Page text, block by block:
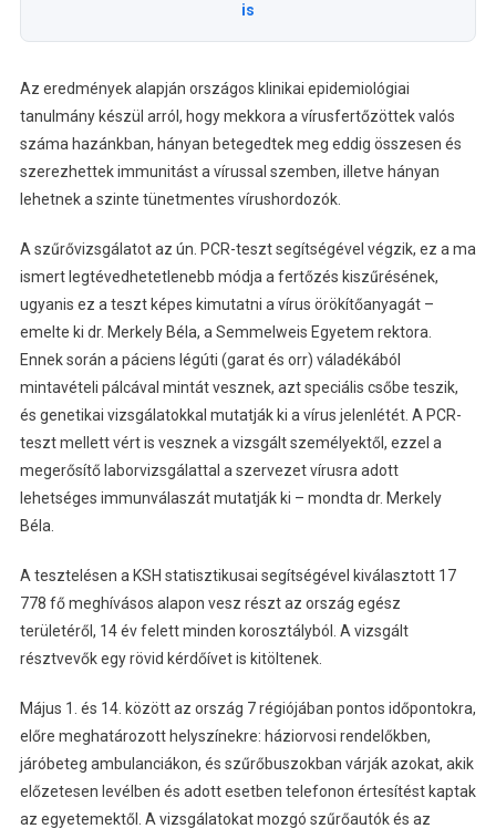
is
Az eredmények alapján országos klinikai epidemiológiai
tanulmány készül arról, hogy mekkora a vírusfertőzöttek valós
száma hazánkban, hányan betegedtek meg eddig összesen és
szerezhettek immunitást a vírussal szemben, illetve hányan
lehetnek a szinte tünetmentes vírushordozók.
A szűrővizsgálatot az ún. PCR-teszt segítségével végzik, ez a ma
ismert legtévedhetetlenebb módja a fertőzés kiszűrésének,
ugyanis ez a teszt képes kimutatni a vírus örökítőanyagát –
emelte ki dr. Merkely Béla, a Semmelweis Egyetem rektora.
Ennek során a páciens légúti (garat és orr) váladékából
mintavételi pálcával mintát vesznek, azt speciális csőbe teszik,
és genetikai vizsgálatokkal mutatják ki a vírus jelenlétét. A PCR-
teszt mellett vért is vesznek a vizsgált személyektől, ezzel a
megerősítő laborvizsgálattal a szervezet vírusra adott
lehetséges immunválaszát mutatják ki – mondta dr. Merkely
Béla.
A tesztelésen a KSH statisztikusai segítségével kiválasztott 17
778 fő meghívásos alapon vesz részt az ország egész
területéről, 14 év felett minden korosztályból. A vizsgált
résztvevők egy rövid kérdőívet is kitöltenek.
Május 1. és 14. között az ország 7 régiójában pontos időpontokra,
előre meghatározott helyszínekre: háziorvosi rendelőkben,
járóbeteg ambulanciákon, és szűrőbuszokban várják azokat, akik
előzetesen levélben és adott esetben telefonon értesítést kaptak
az egyetemektől. A vizsgálatokat mozgó szűrőautók és az